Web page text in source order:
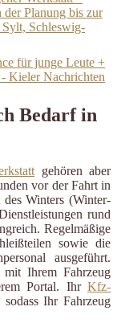
Planung bis zur
Schleswig-
für junge Leute +
- Kieler Nachrichten
Bedarf in
gehören aber
vor der Fahrt in
Winters (Winter-
rund
Regelmäßige
sowie die
ausgeführt.
Ihrem Fahrzeug
Portal. Ihr Kfz-
Ihr Fahrzeug